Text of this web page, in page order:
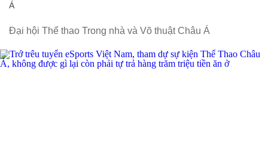
Á
Đại hội Thể thao Trong nhà và Võ thuật Châu Á